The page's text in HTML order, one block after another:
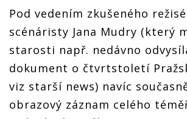
Pod vedením zkušeného
scénáristy Jana Mudry (který
starosti např. nedávno
dokument o čtvrtstoletí
viz starší news) navíc
obrazový záznam celého